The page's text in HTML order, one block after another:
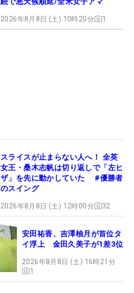
2026年8月8日 (土) 10時20分 1
スライスが止まらない人へ！ 全英
女王・桑木志帆は切り返しで「左ヒ
ザ」を先に動かしていた #優勝者
のスイング
2026年8月8日 (土) 12時00分 32
安田祐香、吉澤柚月が首位タ
イ浮上 金田久美子が1差3位
2026年8月8日 (土) 16時21分
1